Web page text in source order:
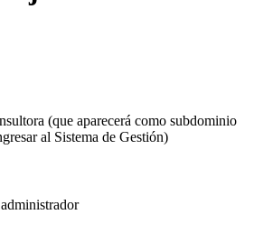
(que aparecerá como subdominio
al Sistema de Gestión)